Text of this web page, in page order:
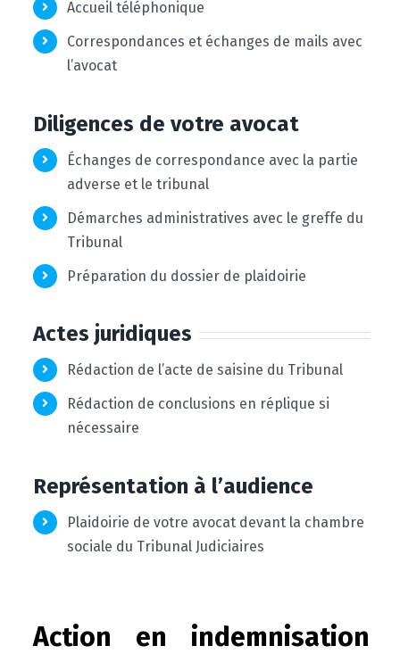
Accueil téléphonique
Correspondances et échanges de mails avec
l’avocat
Diligences de votre avocat
Échanges de correspondance avec la partie
adverse et le tribunal
Démarches administratives avec le greffe du
Tribunal
Préparation du dossier de plaidoirie
Actes juridiques
Rédaction de l’acte de saisine du Tribunal
Rédaction de conclusions en réplique si
nécessaire
Représentation à l’audience
Plaidoirie de votre avocat devant la chambre
sociale du Tribunal Judiciaires
Action en indemnisation